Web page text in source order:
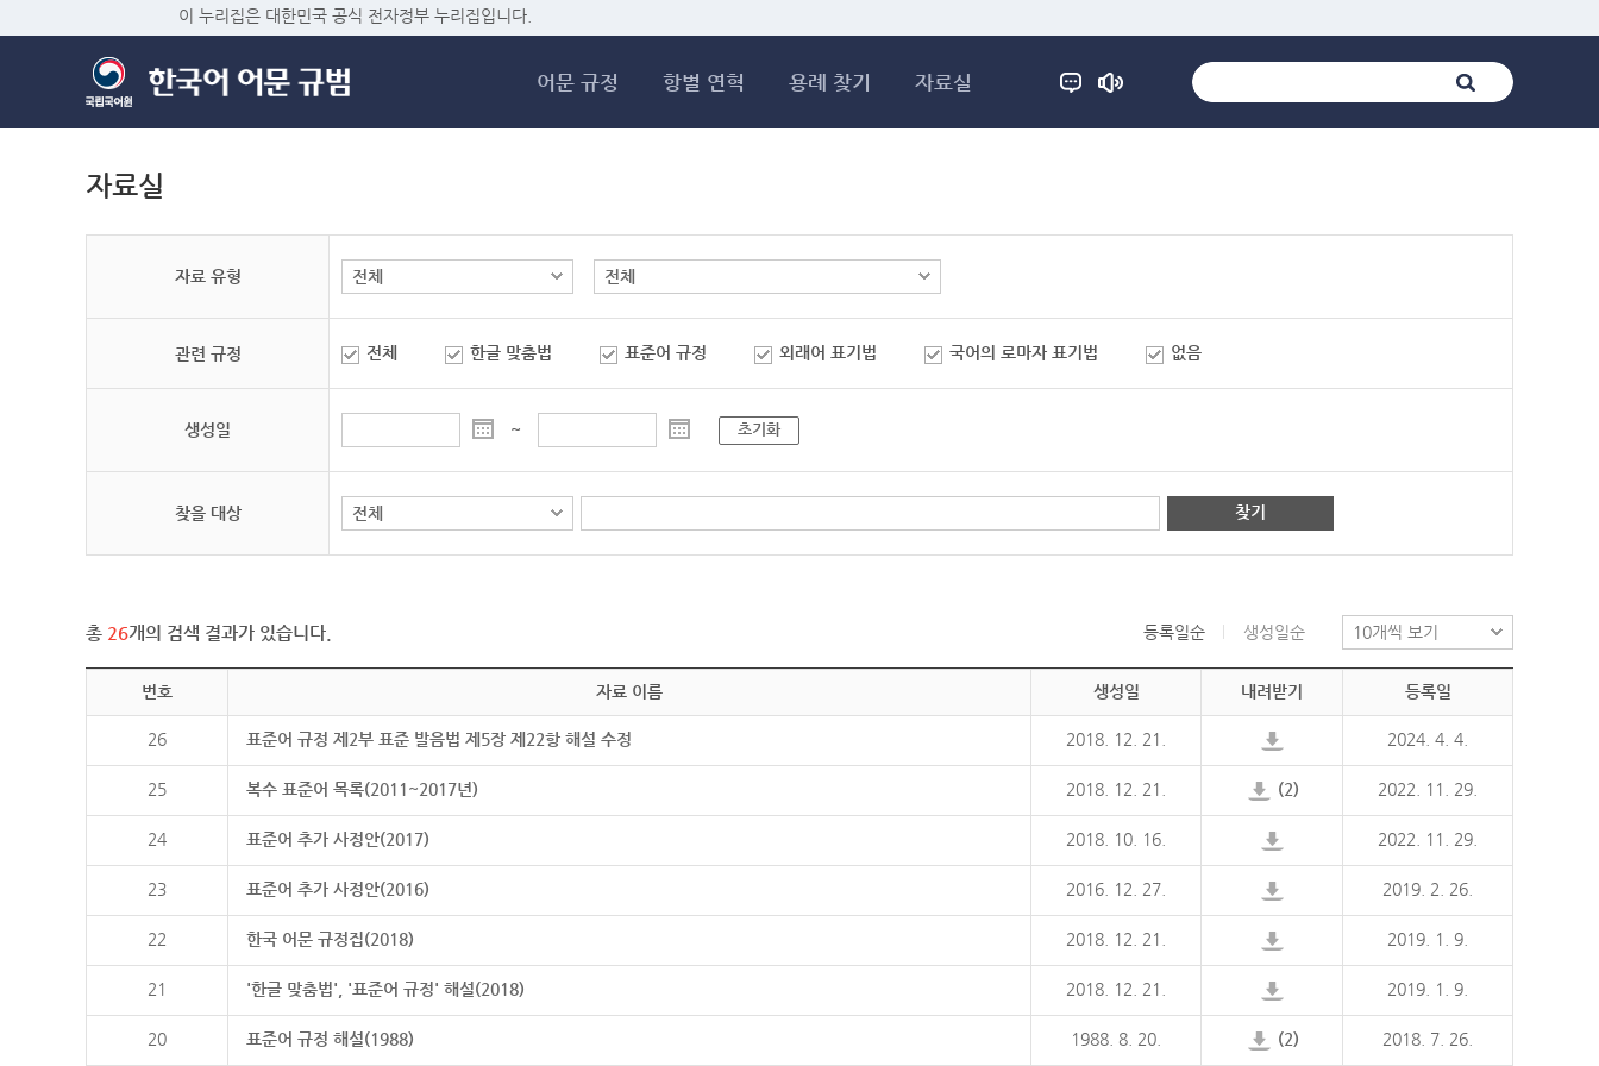
이 누리집은 대한민국 공식 전자정부 누리집입니다.
어문 규정 항별 연혁 용례 찾기 자료실
자료실
자료 유형
관련 규정 전체 한글 맞춤법 표준어 규정 외래어 표기법 국어의 로마자 표기법 없음
생성일 ~ 초기화
찾을 대상 찾기
총 26개의 검색 결과가 있습니다. 등록일순 생성일순
번호 자료 이름 생성일 내려받기 등록일
26 표준어 규정 제2부 표준 발음법 제5장 제22항 해설 수정 2018. 12. 21. 2024. 4. 4.
25 복수 표준어 목록(2011~2017년) 2018. 12. 21. (2) 2022. 11. 29.
24 표준어 추가 사정안(2017) 2018. 10. 16. 2022. 11. 29.
23 표준어 추가 사정안(2016) 2016. 12. 27. 2019. 2. 26.
22 한국 어문 규정집(2018) 2018. 12. 21. 2019. 1. 9.
21 '한글 맞춤법', '표준어 규정' 해설(2018) 2018. 12. 21. 2019. 1. 9.
20 표준어 규정 해설(1988) 1988. 8. 20. (2) 2018. 7. 26.